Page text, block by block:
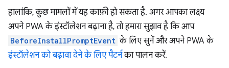
हालांकि, कुछ मामलों में यह काफ़ी हो सकता है. अगर आपका लक्ष्य
अपने PWA के इंस्टॉलेशन बढ़ाना है, तो हमारा सुझाव है कि आप
BeforeInstallPromptEvent के लिए सुनें और अपने PWA के
इंस्टॉलेशन को बढ़ावा देने के लिए पैटर्नका पालन करें.